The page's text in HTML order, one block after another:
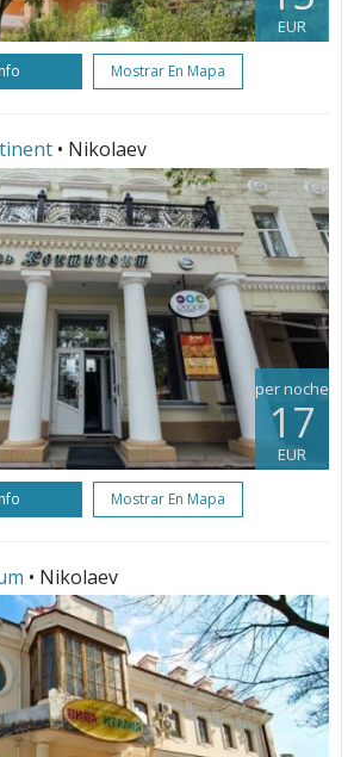
EUR
Mostrar En Mapa
• Nikolaev
per noche
17
EUR
Mostrar En Mapa
• Nikolaev